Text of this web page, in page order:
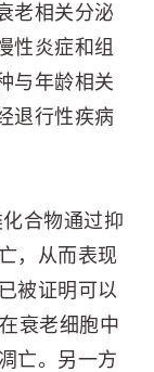
老相关分泌
性炎症和组
与年龄相关
退行性疾病
合物通过抑
，从而表现
被证明可以
衰老细胞中
亡。另一方